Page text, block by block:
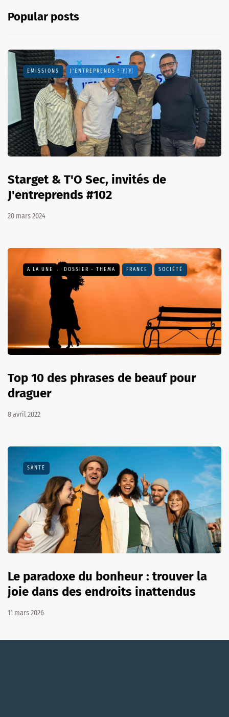
Popular posts
EMISSIONS J'ENTREPRENDS ! 🇫🇷
Starget & T'O Sec, invités de
J'entreprends #102
20 mars 2024
A LA UNE DOSSIER - THEMA FRANCE SOCIÉTÉ
Top 10 des phrases de beauf pour
draguer
8 avril 2022
SANTÉ
Le paradoxe du bonheur : trouver la
joie dans des endroits inattendus
11 mars 2026